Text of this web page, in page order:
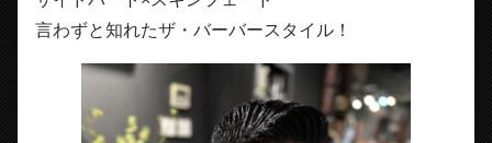
言わずと知れたザ・バーバースタイル！